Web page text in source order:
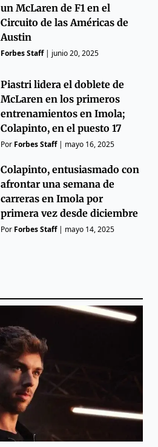
un McLaren de F1 en el
Circuito de las Américas de
Austin
Forbes Staff| junio 20, 2025
Piastri lidera el doblete de
McLaren en los primeros
entrenamientos en Imola;
Colapinto, en el puesto 17
Por Forbes Staff| mayo 16, 2025
Colapinto, entusiasmado con
afrontar una semana de
carreras en Imola por
primera vez desde diciembre
Por Forbes Staff| mayo 14, 2025